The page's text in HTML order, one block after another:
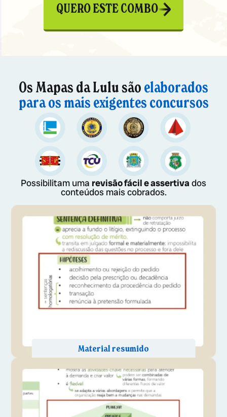
QUERO ESTE COMBO
Os Mapas da Lulu são elaborados
para os mais exigentes concursos
Possibilitam uma revisão fácil e assertivados
conteúdos mais cobrados.